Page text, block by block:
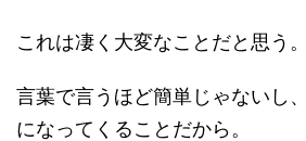
これは凄く大変なことだと思う。
言葉で言うほど簡単じゃないし
になってくることだから。